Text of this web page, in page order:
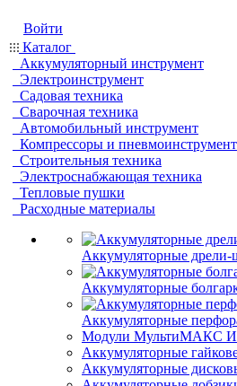
Войти
Каталог
Аккумуляторный инструмент
Электроинструмент
Садовая техника
Сварочная техника
Автомобильный инструмент
Компрессоры и пневмоинструмент
Строительныя техника
Электроснабжающая техника
Тепловые пушки
Расходные материалы
Аккумуляторные
Аккумуляторные
Аккумуляторные
Модули МультиМАКС
Аккумуляторные
Аккумуляторные